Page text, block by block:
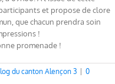
et propose de clore
que chacun prendra soin
!
promenade !
du canton Alençon 3
0